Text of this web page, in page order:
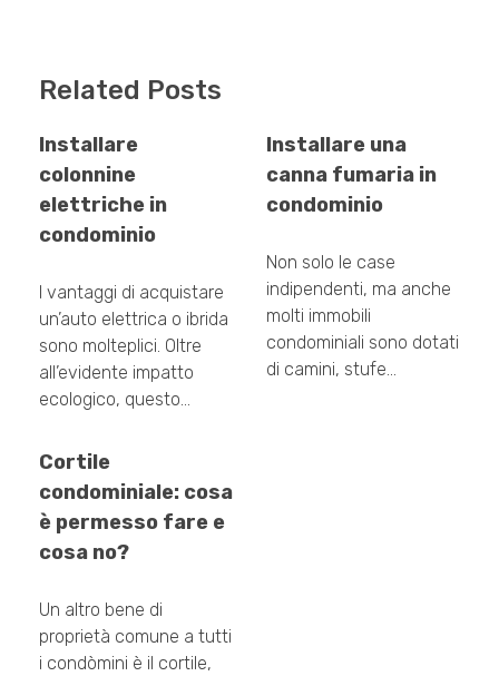
Related Posts
Installare
colonnine
elettriche in
condominio
I vantaggi di acquistare
un’auto elettrica o ibrida
sono molteplici. Oltre
all’evidente impatto
ecologico, questo…
Installare una
canna fumaria in
condominio
Non solo le case
indipendenti, ma anche
molti immobili
condominiali sono dotati
di camini, stufe…
Cortile
condominiale: cosa
è permesso fare e
cosa no?
Un altro bene di
proprietà comune a tutti
i condòmini è il cortile,